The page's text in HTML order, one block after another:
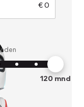
120mnd